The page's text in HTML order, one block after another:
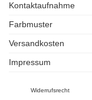
Kontaktaufnahme
Farbmuster
Versandkosten
Impressum
Widerrufsrecht